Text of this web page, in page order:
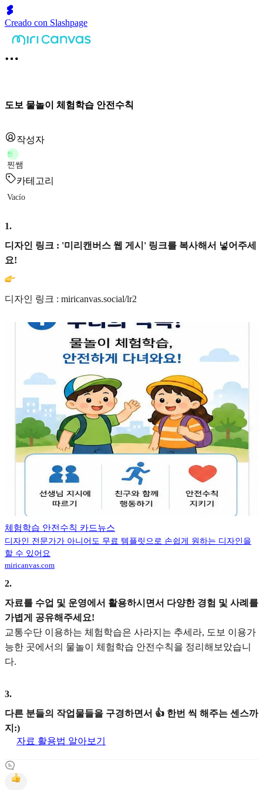
Creado con Slashpage
도보 물놀이 체험학습 안전수칙
작성자
찐
찐쌤
카테고리
Vacío
1.
디자인 링크 : '미리캔버스 웹 게시' 링크를 복사해서 넣어주세
요!
디자인 링크 : miricanvas.social/lr2
체험학습 안전수칙 카드뉴스
디자인 전문가가 아니어도 무료 템플릿으로 손쉽게 원하는 디자인을
할 수 있어요
miricanvas.com
2.
자료를 수업 및 운영에서 활용하시면서 다양한 경험 및 사례를
가볍게 공유해주세요!
교통수단 이용하는 체험학습은 사라지는 추세라, 도보 이용가
능한 곳에서의 물놀이 체험학습 안전수칙을 정리해보았습니
다.
3.
다른 분들의 작업물들을 구경하면서 👍 한번 씩 해주는 센스까
지:)
자료 활용법 알아보기